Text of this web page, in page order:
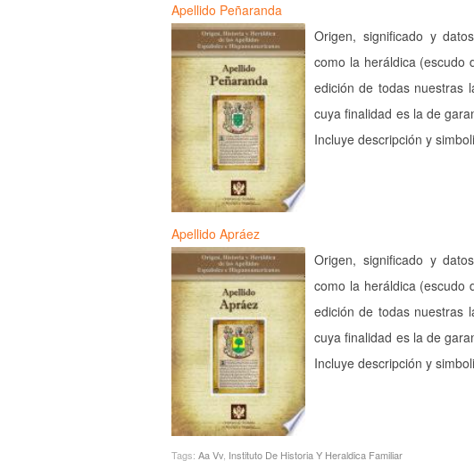
Apellido Peñaranda
Origen, significado y
como la heráldica (escudo
edición de todas nuestras
cuya finalidad es la de
Incluye descripción y
Apellido Apráez
Origen, significado y
como la heráldica (escudo
edición de todas nuestras
cuya finalidad es la de
Incluye descripción y
Tags: Aa Vv, Instituto De Historia Y Heraldica Familiar